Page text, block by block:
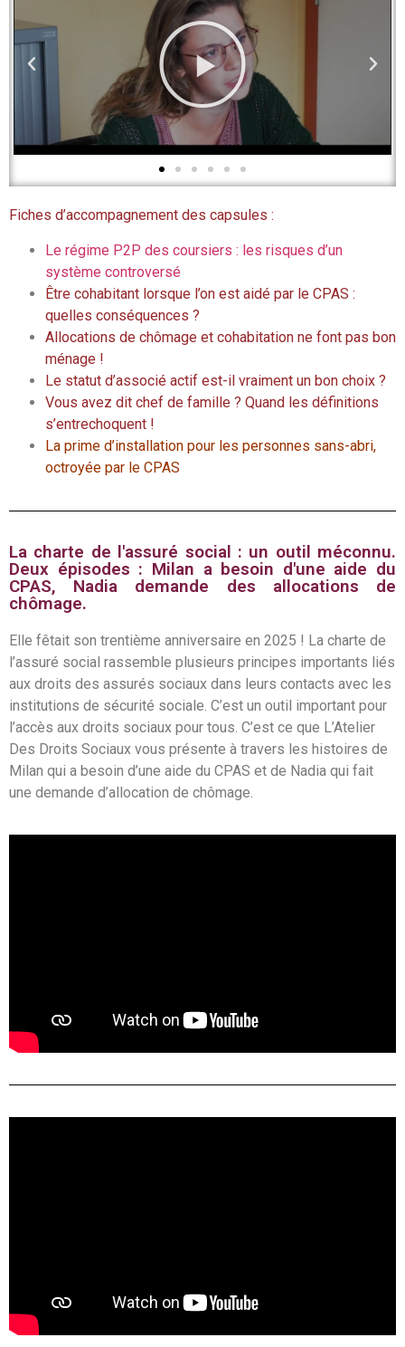
Fiches d’accompagnement des capsules :
Le régime P2P des coursiers : les risques d’un
système controversé
Être cohabitant lorsque l’on est aidé par le CPAS :
quelles conséquences ?
Allocations de chômage et cohabitation ne font pas bon
ménage !
Le statut d’associé actif est-il vraiment un bon choix ?
Vous avez dit chef de famille ? Quand les définitions
s’entrechoquent !
La prime d’installation pour les personnes sans-abri,
octroyée par le CPAS
La charte de l'assuré social : un outil méconnu.
Deux épisodes : Milan a besoin d'une aide du
CPAS, Nadia demande des allocations de
chômage.
Elle fêtait son trentième anniversaire en 2025 ! La charte de
l’assuré social rassemble plusieurs principes importants liés
aux droits des assurés sociaux dans leurs contacts avec les
institutions de sécurité sociale. C’est un outil important pour
l’accès aux droits sociaux pour tous. C’est ce que L’Atelier
Des Droits Sociaux vous présente à travers les histoires de
Milan qui a besoin d’une aide du CPAS et de Nadia qui fait
une demande d’allocation de chômage.